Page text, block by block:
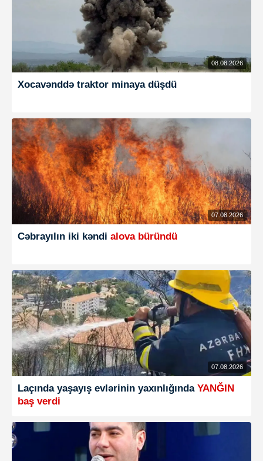
08.08.2026
Xocavənddə traktor minaya düşdü
07.08.2026
Cəbrayılın iki kəndi alova büründü
07.08.2026
Laçında yaşayış evlərinin yaxınlığında YANĞIN
baş verdi